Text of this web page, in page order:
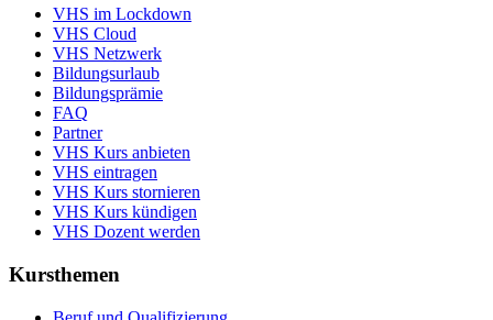
VHS im Lockdown
VHS Cloud
VHS Netzwerk
Bildungsurlaub
Bildungsprämie
FAQ
Partner
VHS Kurs anbieten
VHS eintragen
VHS Kurs stornieren
VHS Kurs kündigen
VHS Dozent werden
Kursthemen